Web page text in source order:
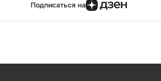
Подписаться на